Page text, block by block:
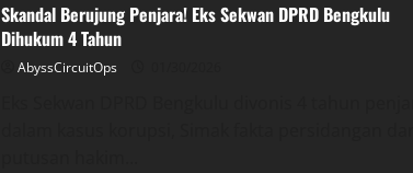
Skandal Berujung Penjara! Eks Sekwan DPRD Bengkulu
Dihukum 4 Tahun
AbyssCircuitOps